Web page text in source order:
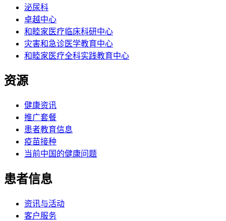
泌尿科
卓越中心
和睦家医疗临床科研中心
灾害和急诊医学教育中心
和睦家医疗全科实践教育中心
资源
健康资讯
推广套餐
患者教育信息
疫苗接种
当前中国的健康问题
患者信息
资讯与活动
客户服务